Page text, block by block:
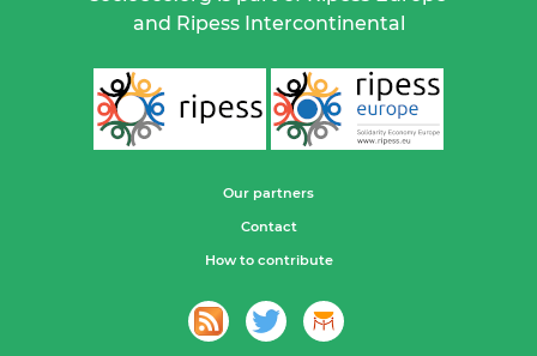
and Ripess Intercontinental
Our partners
Contact
How to contribute